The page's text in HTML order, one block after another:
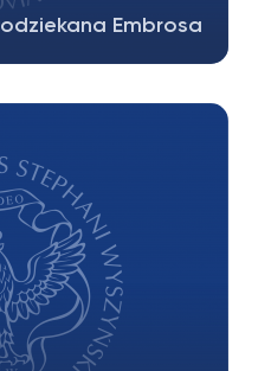
Embrosa